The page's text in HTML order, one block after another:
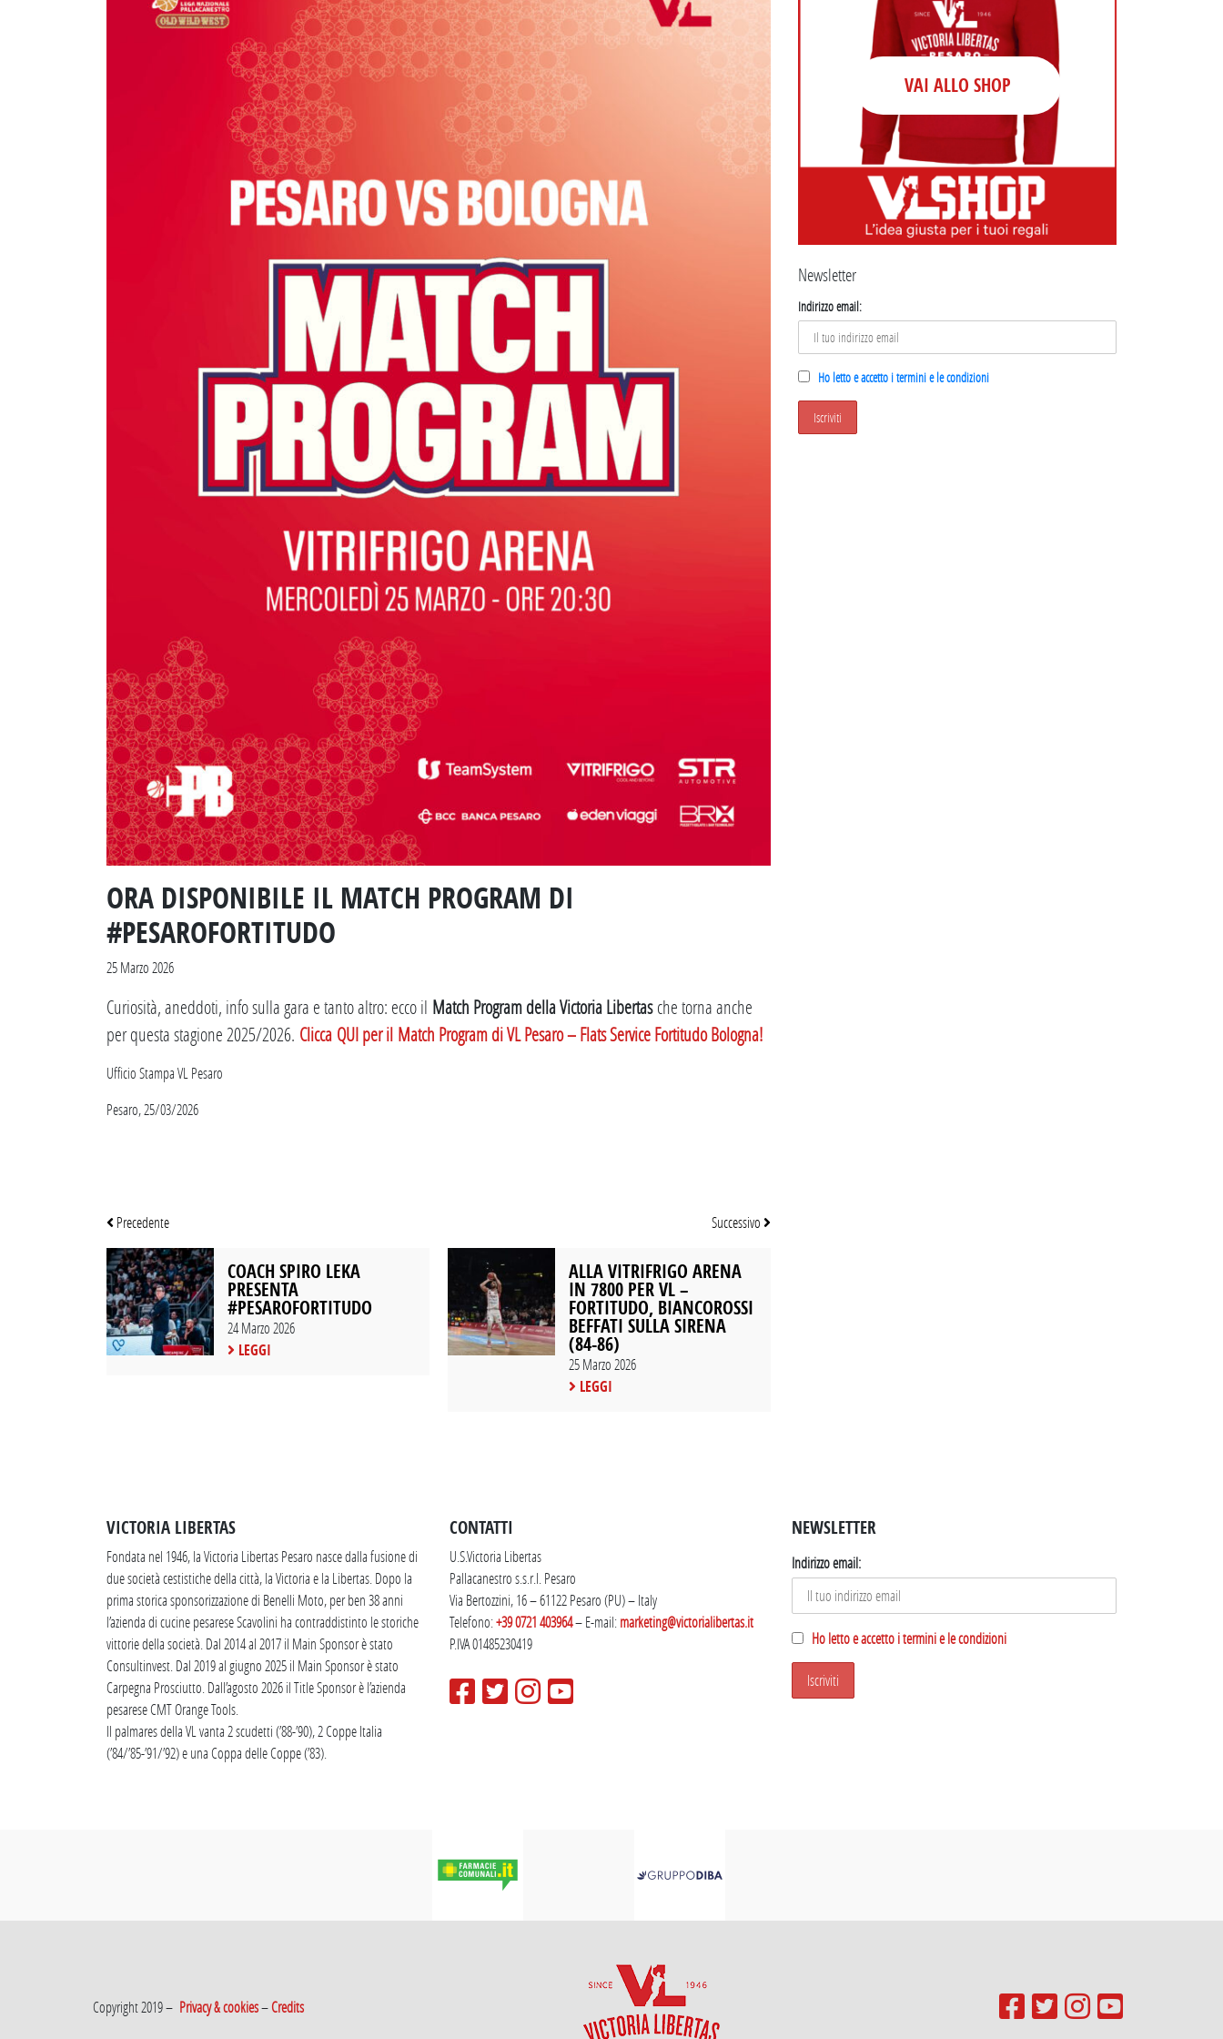
ORA DISPONIBILE IL MATCH PROGRAM DI
#PESAROFORTITUDO
25 Marzo 2026
Curiosità, aneddoti, info sulla gara e tanto altro: ecco il Match Program della Victoria Libertasche torna anche
per questa stagione 2025/2026. Clicca QUI per il Match Program di VL Pesaro – Flats Service Fortitudo Bologna!
Ufficio Stampa VL Pesaro
Pesaro, 25/03/2026
Precedente
COACH SPIRO LEKA
PRESENTA
#PESAROFORTITUDO
24 Marzo 2026
LEGGI
Successivo
ALLA VITRIFRIGO ARENA
IN 7800 PER VL –
FORTITUDO, BIANCOROSSI
BEFFATI SULLA SIRENA
(84-86)
25 Marzo 2026
LEGGI
VAI ALLO SHOP
Newsletter
Indirizzo email:
Ho letto e accetto i termini e le condizioni
VICTORIA LIBERTAS
Fondata nel 1946, la Victoria Libertas Pesaro nasce dalla fusione di
due società cestistiche della città, la Victoria e la Libertas. Dopo la
prima storica sponsorizzazione di Benelli Moto, per ben 38 anni
l’azienda di cucine pesarese Scavolini ha contraddistinto le storiche
vittorie della società. Dal 2014 al 2017 il Main Sponsor è stato
Consultinvest. Dal 2019 al giugno 2025 il Main Sponsor è stato
Carpegna Prosciutto. Dall’agosto 2026 il Title Sponsor è l’azienda
pesarese CMT Orange Tools.
Il palmares della VL vanta 2 scudetti (’88-’90), 2 Coppe Italia
(’84/’85-’91/’92) e una Coppa delle Coppe (’83).
CONTATTI
U.S.Victoria Libertas
Pallacanestro s.s.r.l. Pesaro
Via Bertozzini, 16 – 61122 Pesaro (PU) – Italy
Telefono:+39 0721 403964– E-mail:marketing@victorialibertas.it
P.IVA 01485230419
NEWSLETTER
Indirizzo email:
Ho letto e accetto i termini e le condizioni
Copyright 2019 – Privacy & cookies–Credits